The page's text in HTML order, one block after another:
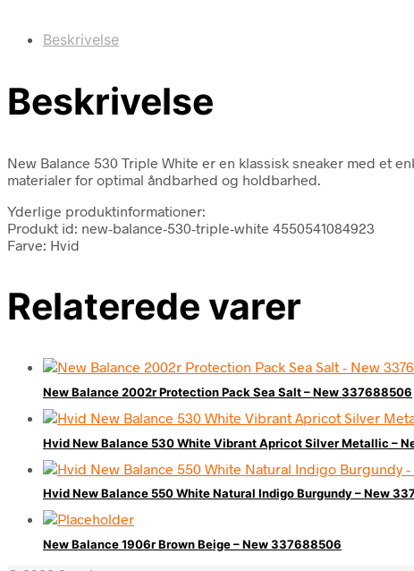
Beskrivelse
Beskrivelse
New Balance 530 Triple White er en klassisk sneaker med et
materialer for optimal åndbarhed og holdbarhed.
Yderlige produktinformationer:
Produkt id: new-balance-530-triple-white 4550541084923
Farve: Hvid
Relaterede varer
New Balance 2002r Protection Pack Sea Salt – New 337688506
Hvid New Balance 530 White Vibrant Apricot Silver Metallic –
Hvid New Balance 550 White Natural Indigo Burgundy – New
New Balance 1906r Brown Beige – New 337688506